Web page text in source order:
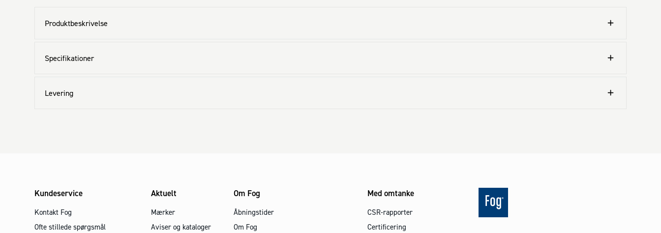
Produktbeskrivelse
Specifikationer
Levering
Kundeservice
Kontakt Fog
Ofte stillede spørgsmål
Aktuelt
Mærker
Aviser og kataloger
Om Fog
Åbningstider
Om Fog
Med omtanke
CSR-rapporter
Certificering